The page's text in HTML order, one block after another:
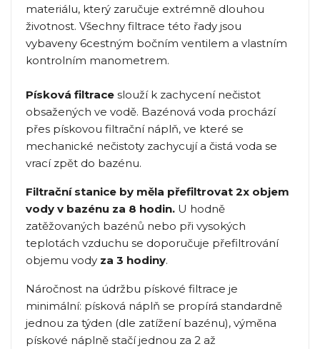
materiálu, který zaručuje extrémně dlouhou
životnost. Všechny filtrace této řady jsou
vybaveny 6cestným bočním ventilem a vlastním
kontrolním manometrem.
Písková filtrace slouží k zachycení nečistot
obsažených ve vodě. Bazénová voda prochází
přes pískovou filtrační náplň, ve které se
mechanické nečistoty zachycují a čistá voda se
vrací zpět do bazénu.
Filtrační stanice by měla přefiltrovat 2x objem
vody v bazénu za 8 hodin. U hodně
zatěžovaných bazénů nebo při vysokých
teplotách vzduchu se doporučuje přefiltrování
objemu vody za 3 hodiny.
Náročnost na údržbu pískové filtrace je
minimální: písková náplň se propírá standardně
jednou za týden (dle zatížení bazénu), výměna
pískové náplně stačí jednou za 2 až